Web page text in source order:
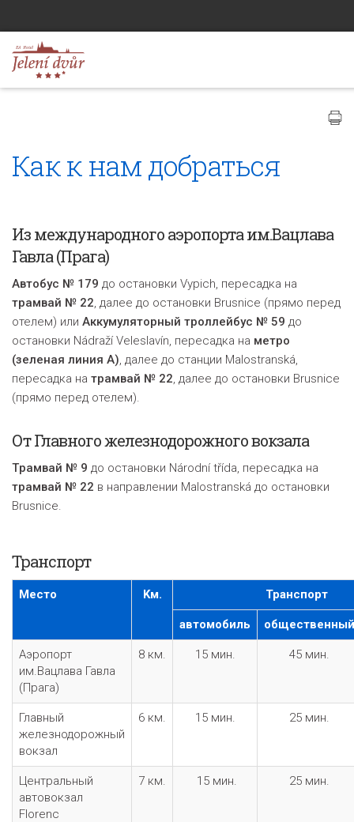
Как к нам добраться
Из международного аэропорта им.Вацлава
Гавла (Прага)
Автобус № 179 до остановки Vypich, пересадка на
трамвай № 22, далее до остановки Brusnice (прямо перед
отелем) или Аккумуляторный троллейбус № 59 до
остановки Nádraží Veleslavín, пересадка на метро
(зеленая линия A), далее до станции Malostranská,
пересадка на трамвай № 22, далее до остановки Brusnice
(прямо перед отелем).
От Главного железнодорожного вокзала
Tрамвай № 9 до остановки Národní třída, пересадка на
трамвай № 22 в направлении Malostranská до остановки
Brusnice.
Транспорт
Место Kм. Транспорт
автомобиль общественный
Аэропорт
им.Вацлава Гавла
(Прага)
8 км. 15 мин. 45 мин.
Главный
железнодорожный
вокзал
6 км. 15 мин. 25 мин.
Центральный
автовокзал
Florenc
7 км. 15 мин. 25 мин.